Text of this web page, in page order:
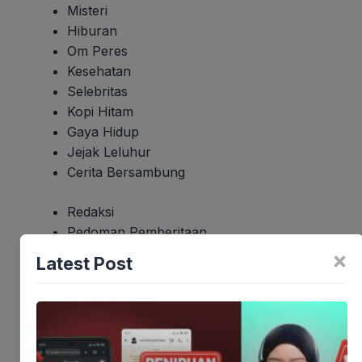
Misteri
Hiburan
Om Peres
Kesehatan
Selebritas
Kopi Hitam
Gaya Hidup
Jejak Leluhur
Cerita Bersambung
Redaksi
Pedoman Pemberitaan
Privacy Policy
×
Latest Post